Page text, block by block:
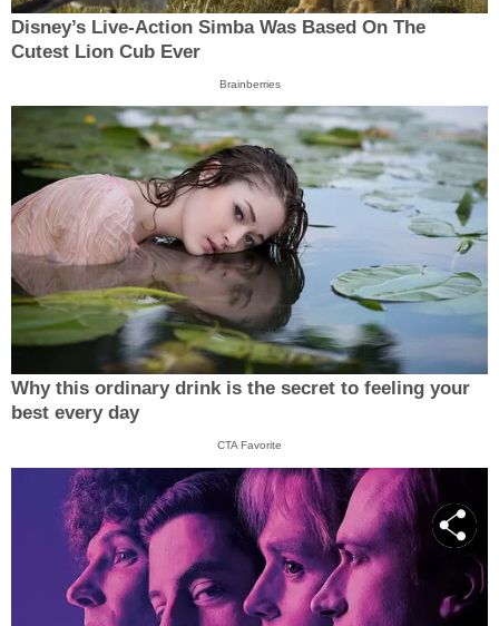
Disney’s Live-Action Simba Was Based On The
Cutest Lion Cub Ever
Brainberries
Why this ordinary drink is the secret to feeling your
best every day
CTA Favorite